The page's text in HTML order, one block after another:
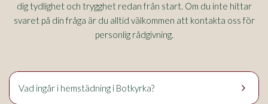
dig tydlighet och trygghet redan från start. Om du inte hittar
svaret på din fråga är du alltid välkommen att kontakta oss för
personlig rådgivning.
keyboard_arrow_right
Vad ingår i hemstädning i Botkyrka?